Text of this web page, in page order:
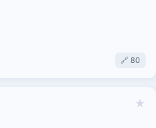
🔗 80
★